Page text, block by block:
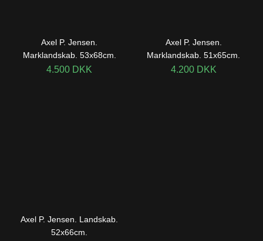
Axel P. Jensen.
Marklandskab. 53x68cm.
4.500 DKK
Axel P. Jensen.
Marklandskab. 51x65cm.
4.200 DKK
Axel P. Jensen. Landskab.
52x66cm.